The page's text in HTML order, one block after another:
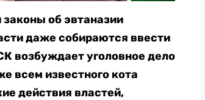
об эвтаназии
даже собираются ввести
возбуждает уголовное дело
всем известного кота
действия властей,